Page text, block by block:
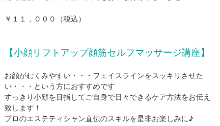
​￥１１，０００（税込）
【小顔リフトアップ顔筋セルフマッサージ講座】
お顔がむくみやすい・・・フェイスラインをスッキリさせた
い・・・という方におすすめです
すっきり小顔を目指してご自身で日々できるケア方法をお伝え
致します！
プロのエステティシャン直伝のスキルを是非お楽しみに♪